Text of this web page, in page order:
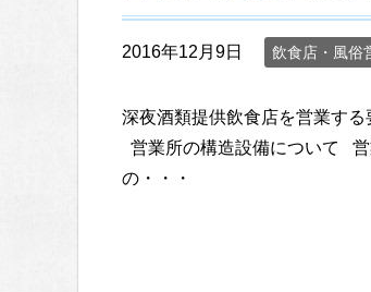
2016年12月9日 飲食店・風俗
深夜酒類提供飲食店を営業す
営業所の構造設備について
の・・・